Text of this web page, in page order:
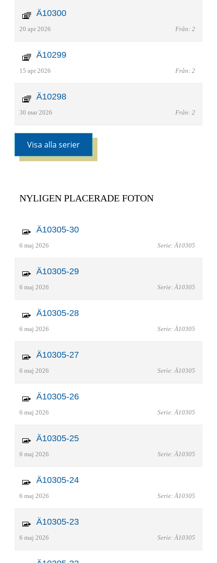
Ä10300
20 apr 2026 Från: 2
Ä10299
15 apr 2026 Från: 2
Ä10298
30 mar 2026 Från: 2
Visa alla serier
NYLIGEN PLACERADE FOTON
Ä10305-30
6 maj 2026 Serie: Ä10305
Ä10305-29
6 maj 2026 Serie: Ä10305
Ä10305-28
6 maj 2026 Serie: Ä10305
Ä10305-27
6 maj 2026 Serie: Ä10305
Ä10305-26
6 maj 2026 Serie: Ä10305
Ä10305-25
6 maj 2026 Serie: Ä10305
Ä10305-24
6 maj 2026 Serie: Ä10305
Ä10305-23
6 maj 2026 Serie: Ä10305